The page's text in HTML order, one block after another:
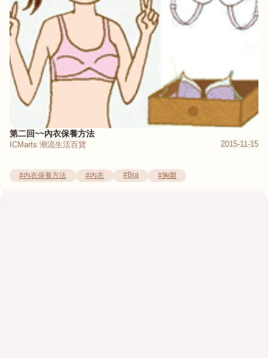
第二回~~內衣保養方法
ICMarts 潮流生活百貨 2015-11-15
#內衣保養方法 #內衣 #Bra #胸圍